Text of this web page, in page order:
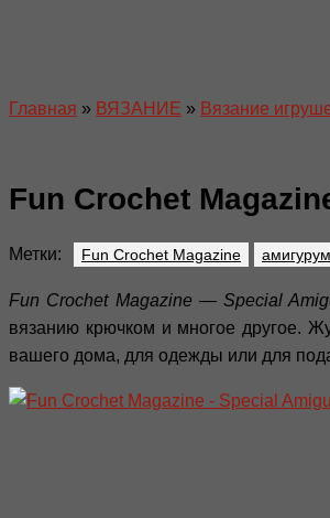
Главная » ВЯЗАНИЕ » Вязание
Fun Crochet
Метки: Fun Crochet Magazine
Fun Crochet Magazine — Special
вязанию крючком и многое другое.
вашего дома, для одежды или для